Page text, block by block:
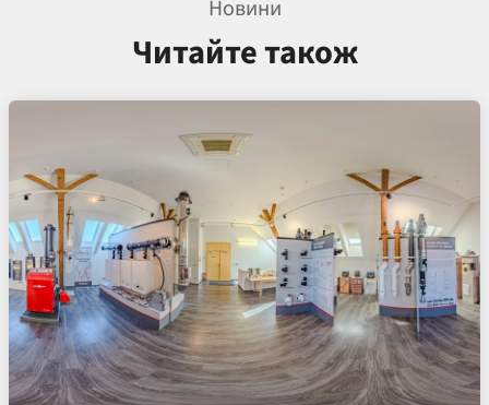
Новини
Читайте також